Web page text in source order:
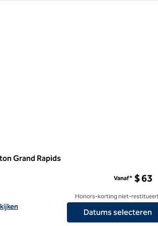
Grand Rapids
voor Spark by Hilton Grand Rapids
Vanaf* $ 63
Honors-korting niet-
Datums selecteren